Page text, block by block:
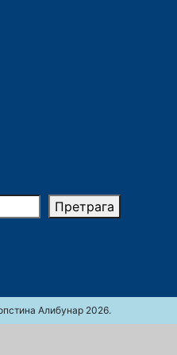
Претрага
Алибунар 2026.